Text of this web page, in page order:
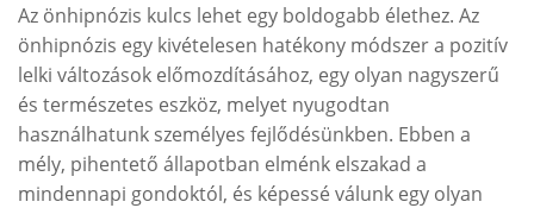
Az önhipnózis kulcs lehet egy boldogabb élethez. Az
önhipnózis egy kivételesen hatékony módszer a pozitív
lelki változások előmozdításához, egy olyan nagyszerű
és természetes eszköz, melyet nyugodtan
használhatunk személyes fejlődésünkben. Ebben a
mély, pihentető állapotban elménk elszakad a
mindennapi gondoktól, és képessé válunk egy olyan